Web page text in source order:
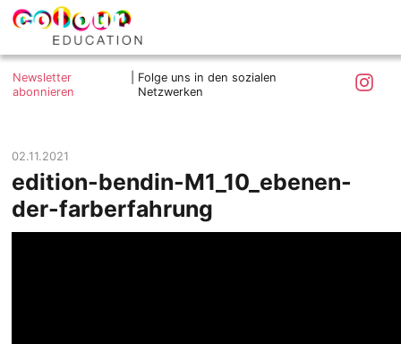
Skip
colour.education
Farbe
entdecken
Was ist colour.education?
Ziele und Mitmachen
Impressum
Datenschutzerklärung
Newsletter
abonnieren
Folge uns in den sozialen
Netzwerken
02.11.2021
edition-bendin-M1_10_ebenen-
der-farberfahrung